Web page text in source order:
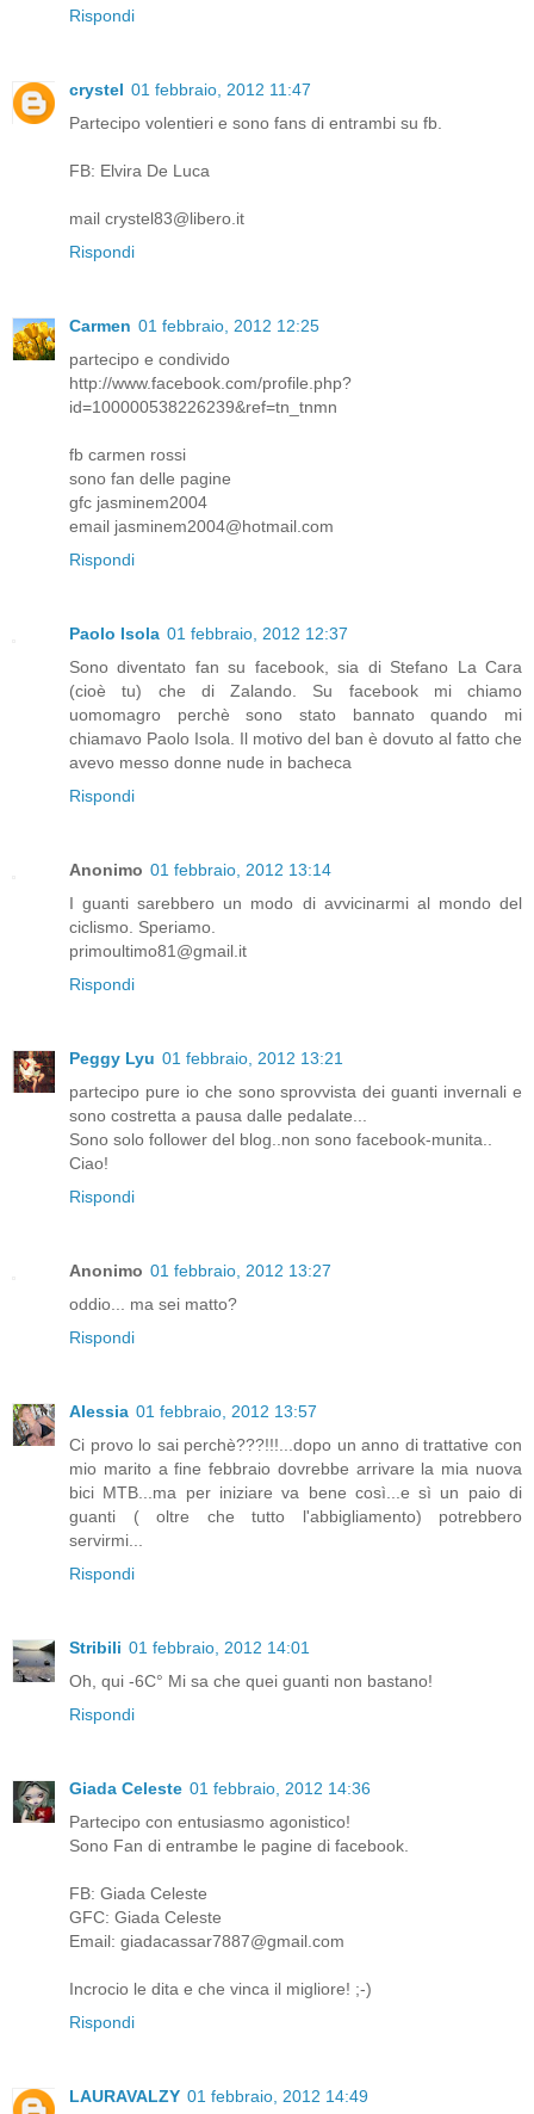
Rispondi
crystel 01 febbraio, 2012 11:47
Partecipo volentieri e sono fans di entrambi su fb.
FB: Elvira De Luca
mail crystel83@libero.it
Rispondi
Carmen 01 febbraio, 2012 12:25
partecipo e condivido
http://www.facebook.com/profile.php?
id=100000538226239&ref=tn_tnmn
fb carmen rossi
sono fan delle pagine
gfc jasminem2004
email jasminem2004@hotmail.com
Rispondi
Paolo Isola 01 febbraio, 2012 12:37
Sono diventato fan su facebook, sia di Stefano La Cara
(cioè tu) che di Zalando. Su facebook mi chiamo
uomomagro perchè sono stato bannato quando mi
chiamavo Paolo Isola. Il motivo del ban è dovuto al fatto che
avevo messo donne nude in bacheca
Rispondi
Anonimo 01 febbraio, 2012 13:14
I guanti sarebbero un modo di avvicinarmi al mondo del
ciclismo. Speriamo.
primoultimo81@gmail.it
Rispondi
Peggy Lyu 01 febbraio, 2012 13:21
partecipo pure io che sono sprovvista dei guanti invernali e
sono costretta a pausa dalle pedalate...
Sono solo follower del blog..non sono facebook-munita..
Ciao!
Rispondi
Anonimo 01 febbraio, 2012 13:27
oddio... ma sei matto?
Rispondi
Alessia 01 febbraio, 2012 13:57
Ci provo lo sai perchè???!!!...dopo un anno di trattative con
mio marito a fine febbraio dovrebbe arrivare la mia nuova
bici MTB...ma per iniziare va bene così...e sì un paio di
guanti ( oltre che tutto l'abbigliamento) potrebbero
servirmi...
Rispondi
Stribili 01 febbraio, 2012 14:01
Oh, qui -6C° Mi sa che quei guanti non bastano!
Rispondi
Giada Celeste 01 febbraio, 2012 14:36
Partecipo con entusiasmo agonistico!
Sono Fan di entrambe le pagine di facebook.
FB: Giada Celeste
GFC: Giada Celeste
Email: giadacassar7887@gmail.com
Incrocio le dita e che vinca il migliore! ;-)
Rispondi
LAURAVALZY 01 febbraio, 2012 14:49